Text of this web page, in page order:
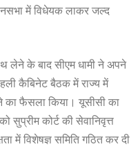
में विधेयक लाकर जल्द
लेने के बाद सीएम धामी ने अपने
कैबिनेट बैठक में राज्य में
का फैसला किया। यूसीसी का
कोर्ट की सेवानिवृत्त
में विशेषज्ञ समिति गठित कर दी